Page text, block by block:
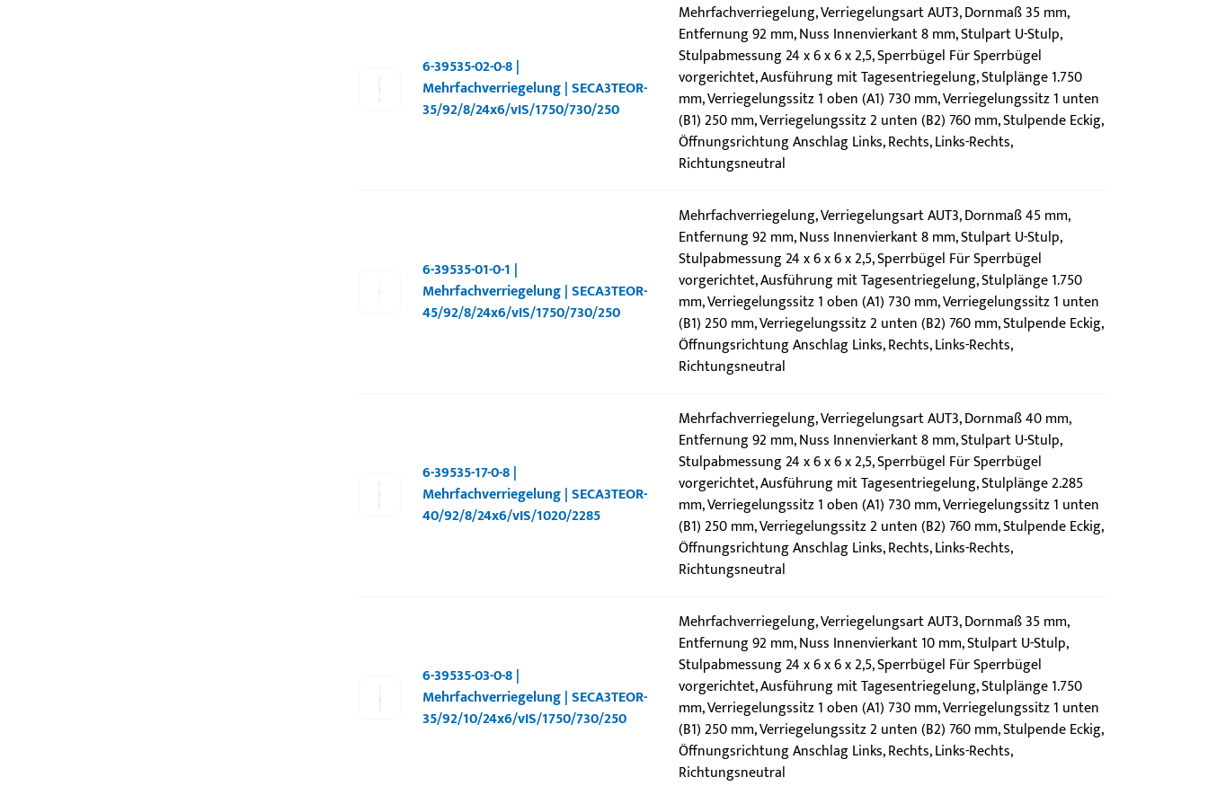
6-39535-02-0-8 |
Mehrfachverriegelung | SECA3TEOR-
35/92/8/24x6/vIS/1750/730/250
Mehrfachverriegelung, Verriegelungsart AUT3, Dornmaß 35 mm,
Entfernung 92 mm, Nuss Innenvierkant 8 mm, Stulpart U-Stulp,
Stulpabmessung 24 x 6 x 6 x 2,5, Sperrbügel Für Sperrbügel
vorgerichtet, Ausführung mit Tagesentriegelung, Stulplänge 1.750
mm, Verriegelungssitz 1 oben (A1) 730 mm, Verriegelungssitz 1 unten
(B1) 250 mm, Verriegelungssitz 2 unten (B2) 760 mm, Stulpende Eckig,
Öffnungsrichtung Anschlag Links, Rechts, Links-Rechts,
Richtungsneutral
6-39535-01-0-1 |
Mehrfachverriegelung | SECA3TEOR-
45/92/8/24x6/vIS/1750/730/250
Mehrfachverriegelung, Verriegelungsart AUT3, Dornmaß 45 mm,
Entfernung 92 mm, Nuss Innenvierkant 8 mm, Stulpart U-Stulp,
Stulpabmessung 24 x 6 x 6 x 2,5, Sperrbügel Für Sperrbügel
vorgerichtet, Ausführung mit Tagesentriegelung, Stulplänge 1.750
mm, Verriegelungssitz 1 oben (A1) 730 mm, Verriegelungssitz 1 unten
(B1) 250 mm, Verriegelungssitz 2 unten (B2) 760 mm, Stulpende Eckig,
Öffnungsrichtung Anschlag Links, Rechts, Links-Rechts,
Richtungsneutral
6-39535-17-0-8 |
Mehrfachverriegelung | SECA3TEOR-
40/92/8/24x6/vIS/1020/2285
Mehrfachverriegelung, Verriegelungsart AUT3, Dornmaß 40 mm,
Entfernung 92 mm, Nuss Innenvierkant 8 mm, Stulpart U-Stulp,
Stulpabmessung 24 x 6 x 6 x 2,5, Sperrbügel Für Sperrbügel
vorgerichtet, Ausführung mit Tagesentriegelung, Stulplänge 2.285
mm, Verriegelungssitz 1 oben (A1) 730 mm, Verriegelungssitz 1 unten
(B1) 250 mm, Verriegelungssitz 2 unten (B2) 760 mm, Stulpende Eckig,
Öffnungsrichtung Anschlag Links, Rechts, Links-Rechts,
Richtungsneutral
6-39535-03-0-8 |
Mehrfachverriegelung | SECA3TEOR-
35/92/10/24x6/vIS/1750/730/250
Mehrfachverriegelung, Verriegelungsart AUT3, Dornmaß 35 mm,
Entfernung 92 mm, Nuss Innenvierkant 10 mm, Stulpart U-Stulp,
Stulpabmessung 24 x 6 x 6 x 2,5, Sperrbügel Für Sperrbügel
vorgerichtet, Ausführung mit Tagesentriegelung, Stulplänge 1.750
mm, Verriegelungssitz 1 oben (A1) 730 mm, Verriegelungssitz 1 unten
(B1) 250 mm, Verriegelungssitz 2 unten (B2) 760 mm, Stulpende Eckig,
Öffnungsrichtung Anschlag Links, Rechts, Links-Rechts,
Richtungsneutral